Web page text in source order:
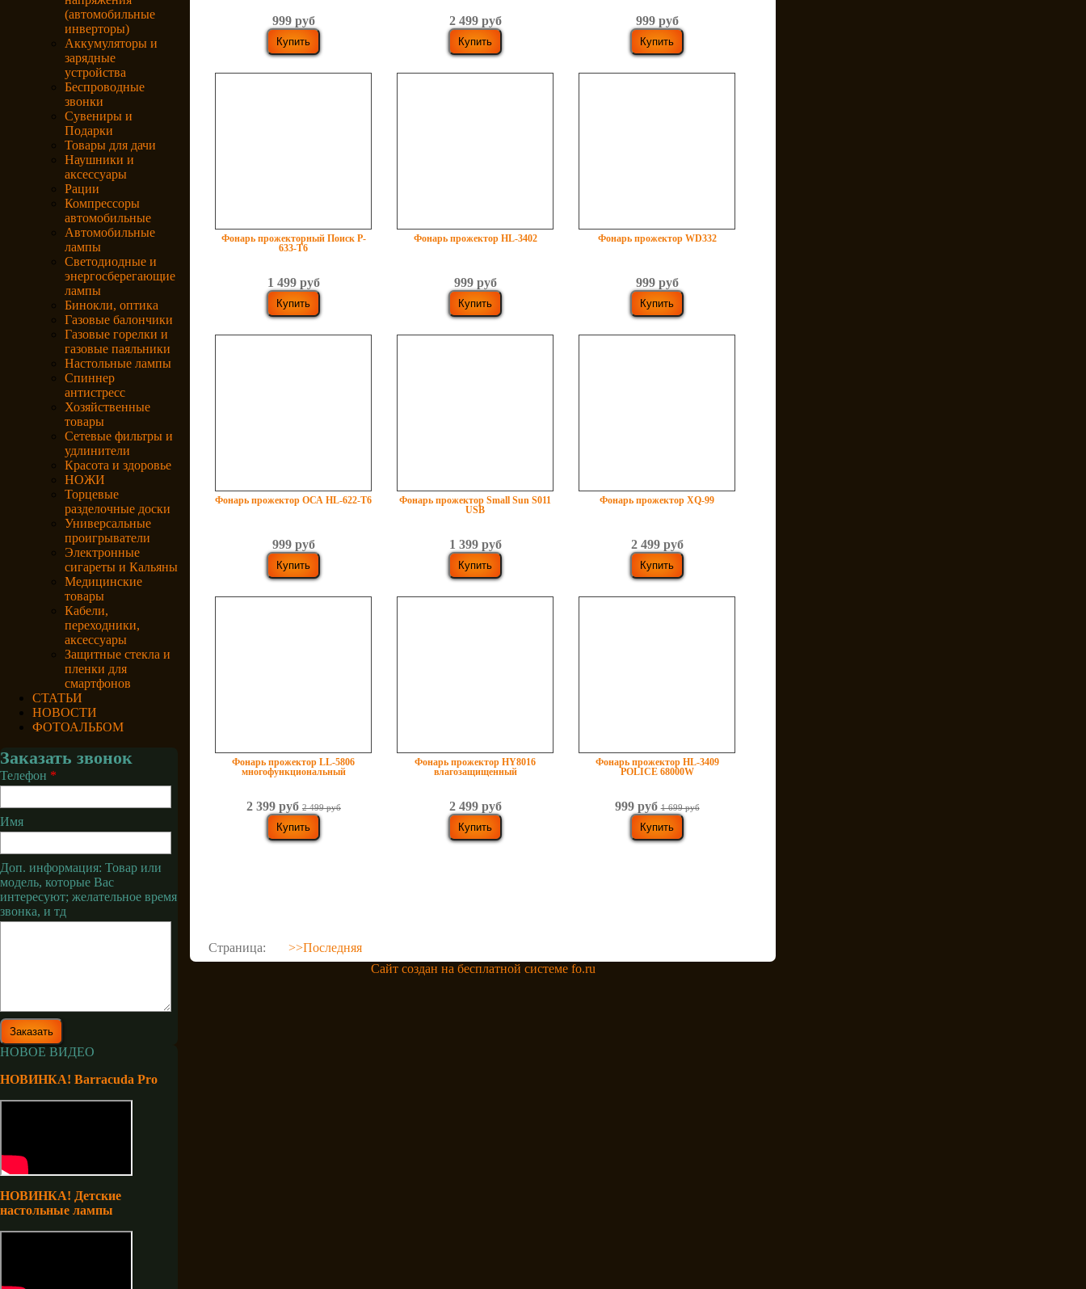
(автомобильные
инверторы)
Аккумуляторы и
зарядные
устройства
Беспроводные
звонки
Сувениры и
Подарки
Товары для дачи
Наушники и
аксессуары
Рации
Компрессоры
автомобильные
Автомобильные
лампы
Светодиодные и
энергосберегающие
лампы
Бинокли, оптика
Газовые балончики
Газовые горелки и
газовые паяльники
Настольные лампы
Спиннер
антистресс
Хозяйственные
товары
Сетевые фильтры и
удлинители
Красота и здоровье
НОЖИ
Торцевые
разделочные доски
Универсальные
проигрыватели
Электронные
сигареты и Кальяны
Медицинские
товары
Кабели,
переходники,
аксессуары
Защитные стекла и
пленки для
смартфонов
СТАТЬИ
НОВОСТИ
ФОТОАЛЬБОМ
Заказать звонок
Телефон *
Имя
Доп. информация: Товар или
модель, которые Вас
интересуют; желательное время
звонка, и тд
НОВОЕ ВИДЕО
НОВИНКА! Barracuda Pro
НОВИНКА! Детские
настольные лампы
999 руб 2 499 руб 999 руб
Фонарь прожекторный Поиск P-
633-T6
1 499 руб
Фонарь прожектор HL-3402
999 руб
Фонарь прожектор WD332
999 руб
Фонарь прожектор ОСА HL-622-T6
999 руб
Фонарь прожектор Small Sun S011
USB
1 399 руб
Фонарь прожектор XQ-99
2 499 руб
Фонарь прожектор LL-5806
многофункциональный
2 399 руб 2 499 руб
Фонарь прожектор HY8016
влагозащищенный
2 499 руб
Фонарь прожектор HL-3409
POLICE 68000W
999 руб 1 699 руб
Страница: >>Последняя
Сайт создан на бесплатной системе fo.ru